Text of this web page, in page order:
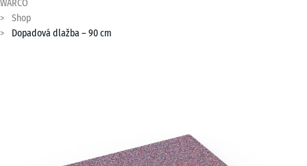
WARCO
Shop
Dopadová dlažba – 90 cm